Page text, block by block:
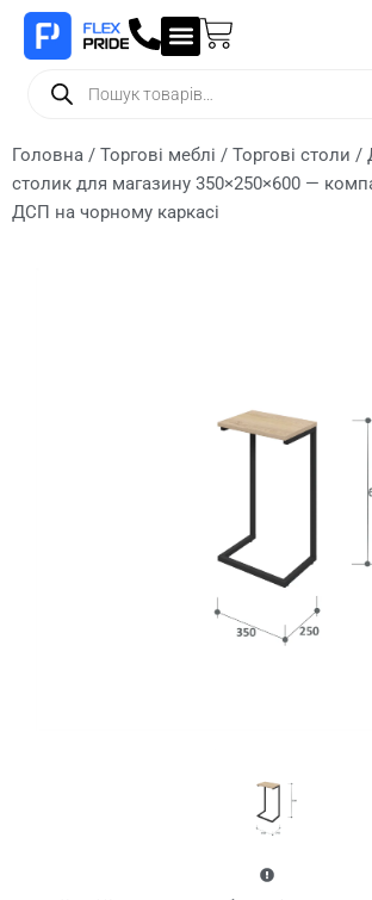
Головна / Торгові меблі / Торгові столи /
столик для магазину 350×250×600 —
ДСП на чорному каркасі